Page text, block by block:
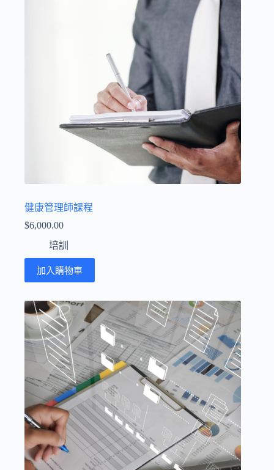
健康管理師課程
$6,000.00
培訓
加入購物車